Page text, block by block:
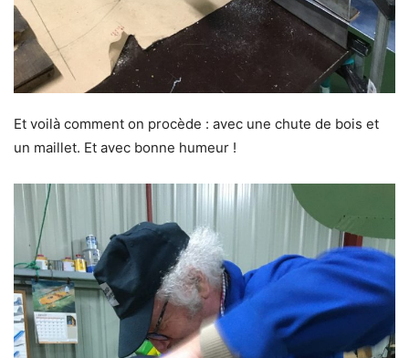
Et voilà comment on procède : avec une chute de bois et
un maillet. Et avec bonne humeur !